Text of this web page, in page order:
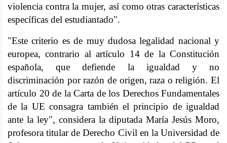
violencia contra la mujer, así como otras características
específicas del estudiantado".
"Este criterio es de muy dudosa legalidad nacional y
europea, contrario al artículo 14 de la Constitución
española, que defiende la igualdad y no
discriminación por razón de origen, raza o religión. El
artículo 20 de la Carta de los Derechos Fundamentales
de la UE consagra también el principio de igualdad
ante la ley", considera la diputada María Jesús Moro,
profesora titular de Derecho Civil en la Universidad de